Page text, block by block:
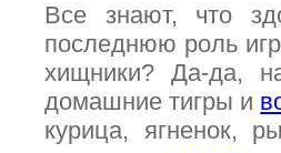
Все знают, что
последнюю роль
хищники? Да-да,
домашние тигры и
курица, ягненок,